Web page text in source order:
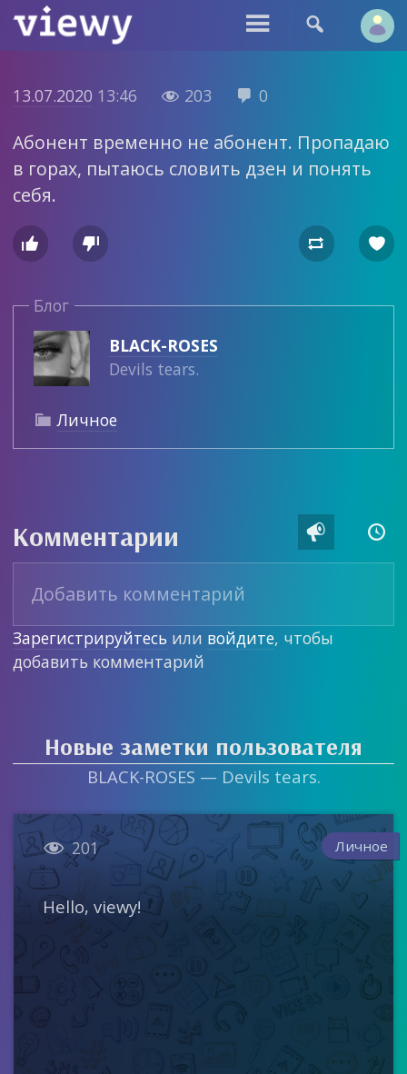
 
13.07.2020 13:46  203  0
Абонент временно не абонент. Пропадаю
в горах, пытаюсь словить дзен и понять
себя.
   
Блог
BLACK-ROSES
Devils tears.
 Личное
Комментарии  
Зарегистрируйтесь или войдите, чтобы
добавить комментарий
Новые заметки пользователя
BLACK-ROSES — Devils tears.
 201 Личное
Hello, viewy!